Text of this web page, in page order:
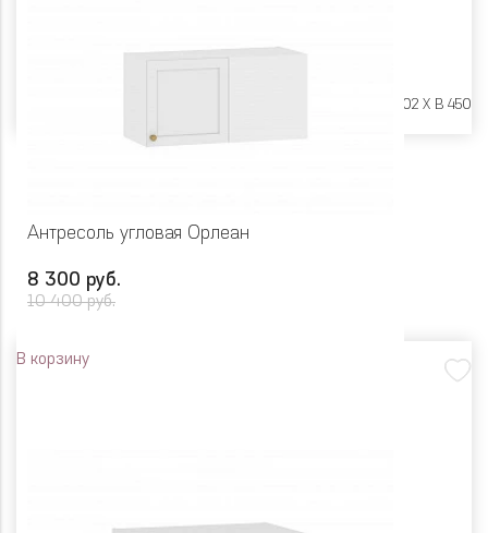
Ш 1350 X Г 402 X В 450
Антресоль угловая Орлеан
8 300 руб.
10 400 руб.
В корзину